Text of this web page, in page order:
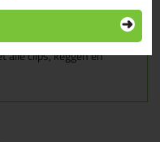
en gepolijste tegels
alle clips, keggen en